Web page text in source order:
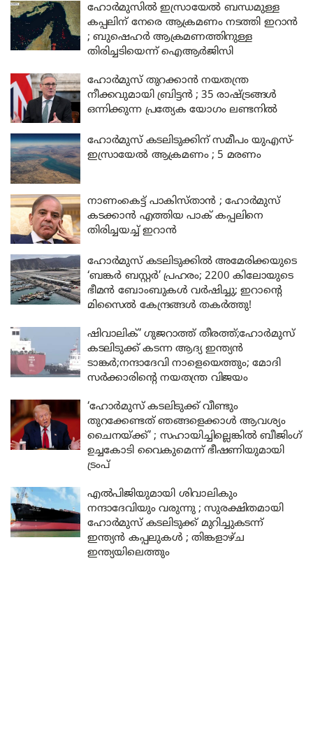
ഹോർമുസിൽ ഇസ്രായേൽ ബന്ധമുള്ള
കപ്പലിന് നേരെ ആക്രമണം നടത്തി ഇറാൻ
; ബുഷെഹർ ആക്രമണത്തിനുള്ള
തിരിച്ചടിയെന്ന് ഐആർജിസി
ഹോർമുസ് തുറക്കാൻ നയതന്ത്ര
നീക്കവുമായി ബ്രിട്ടൻ ; 35 രാഷ്ട്രങ്ങൾ
ഒന്നിക്കുന്ന പ്രത്യേക യോഗം ലണ്ടനിൽ
ഹോർമുസ് കടലിടുക്കിന് സമീപം യുഎസ്-
ഇസ്രായേൽ ആക്രമണം ; 5 മരണം
നാണംകെട്ട് പാകിസ്താൻ ; ഹോർമുസ്
കടക്കാൻ എത്തിയ പാക് കപ്പലിനെ
തിരിച്ചയച്ച് ഇറാൻ
ഹോർമുസ് കടലിടുക്കിൽ അമേരിക്കയുടെ
‘ബങ്കർ ബസ്റ്റർ’ പ്രഹരം; 2200 കിലോയുടെ
ഭീമൻ ബോംബുകൾ വർഷിച്ചു; ഇറാന്റെ
മിസൈൽ കേന്ദ്രങ്ങൾ തകർത്തു!
ഷിവാലിക്’ ഗുജറാത്ത് തീരത്ത്;ഹോർമുസ്
കടലിടുക്ക് കടന്ന ആദ്യ ഇന്ത്യൻ
ടാങ്കർ;നന്ദാദേവി നാളെയെത്തും; മോദി
സർക്കാരിന്റെ നയതന്ത്ര വിജയം
‘ഹോർമുസ് കടലിടുക്ക് വീണ്ടും
തുറക്കേണ്ടത് ഞങ്ങളെക്കാൾ ആവശ്യം
ചൈനയ്ക്ക്’ ; സഹായിച്ചില്ലെങ്കിൽ ബീജിംഗ്
ഉച്ചകോടി വൈകുമെന്ന് ഭീഷണിയുമായി
ട്രംപ്
എൽപിജിയുമായി ശിവാലികും
നന്ദാദേവിയും വരുന്നു ; സുരക്ഷിതമായി
ഹോർമുസ് കടലിടുക്ക് മുറിച്ചുകടന്ന്
ഇന്ത്യൻ കപ്പലുകൾ ; തിങ്കളാഴ്ച
ഇന്ത്യയിലെത്തും